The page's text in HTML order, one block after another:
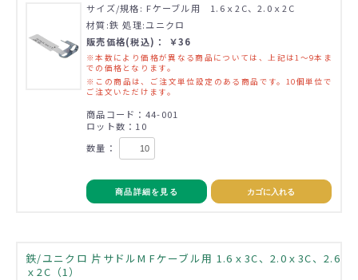
サイズ/規格: Fケーブル用 1.6ｘ2C、2.0ｘ2C
材質:鉄 処理:ユニクロ
販売価格(税込)： ￥36
※本数により価格が異なる商品については、上記は1～9本ま
での価格となります。
※この商品は、ご注文単位設定のある商品です。10個単位で
ご注文いただけます。
商品コード：44-001
ロット数：10
数量：
商品詳細を見る カゴに入れる
鉄/ユニクロ 片サドルM Fケーブル用 1.6ｘ3C、2.0ｘ3C、2.6
ｘ2C（1）